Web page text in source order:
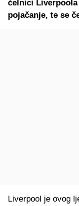
čelnici
pojačanje, te se
Liverpool je ovog